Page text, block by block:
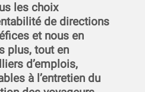
les choix
de directions
et nous en
plus, tout en
d’emplois,
à l’entretien du